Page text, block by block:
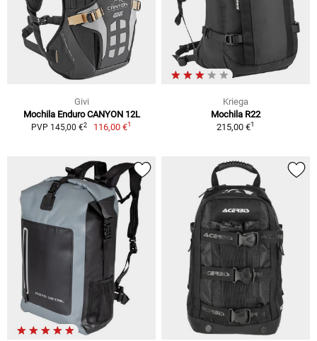
Givi
Mochila Enduro CANYON 12L
PVP 145,00 €2 116,00 €1
Kriega
Mochila R22
215,00 €1